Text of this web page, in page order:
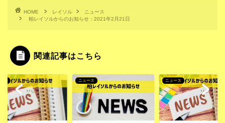
HOME レイソル
ニュース
柏レイソルからのお知らせ：2021年2月21日
関連記事はこちら
ニュース ニュース